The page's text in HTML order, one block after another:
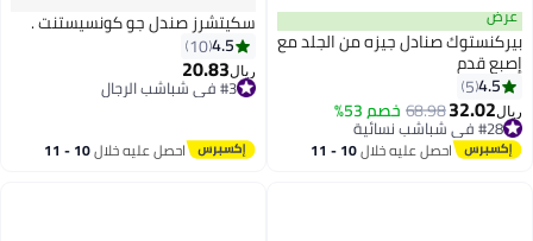
9
عرض
بيركنستوك صنادل جيزه من الجلد مع
إصبع قدم
4.5
5
ريال32.02
68.98خصم 53%
#28 في شباشب نسائية
#28 في شباشب نسائية احصل عليه خلال 10 - 11
سكيتشرز صندل جو كونسيستنت .
4.5
10
ريال20.83
#3 في شباشب الرجال
احصل عليه خلال 10 - 11